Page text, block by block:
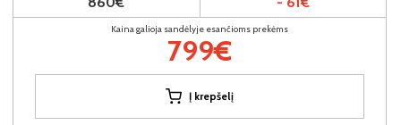
Kaina galioja sandėlyje esančioms prekėms
799€
Į krepšelį